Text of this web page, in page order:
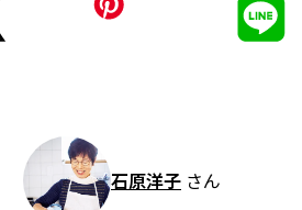
石原洋子 さん